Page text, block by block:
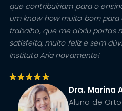
que contribuiriam para o
um know how muito bom
trabalho, que me abriu portas
satisfeita, muito feliz e sem
Instituto Aria novamente!
Dra. Marina
Aluna de